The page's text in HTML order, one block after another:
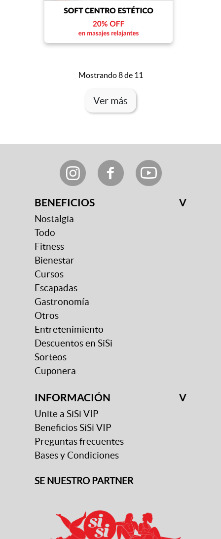
Mostrando 8 de 11
BENEFICIOS V
Nostalgia
Todo
Fitness
Bienestar
Cursos
Escapadas
Gastronomía
Otros
Entretenimiento
Descuentos en SiSi
Sorteos
Cuponera
INFORMACIÓN V
Unite a SiSi VIP
Beneficios SiSi VIP
Preguntas frecuentes
Bases y Condiciones
SE NUESTRO PARTNER